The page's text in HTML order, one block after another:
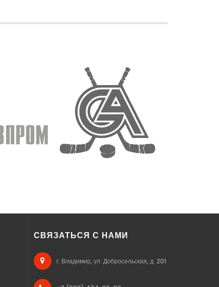
СВЯЗАТЬСЯ С НАМИ
г. Владимир, ул. Добросельская, д. 201